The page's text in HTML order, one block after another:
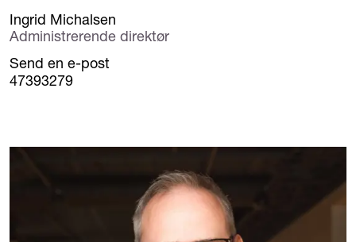
Ingrid Michalsen
Administrerende direktør
Send en e-post
47393279